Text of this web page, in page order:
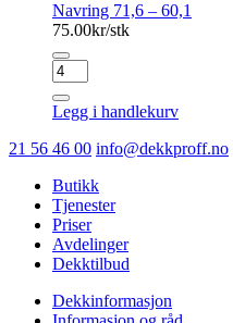
Navring 71,6 – 60,1
75.00kr/stk
Navring
71,6
-
60,1
antall
Legg i handlekurv
21 56 46 00 info@dekkproff.no
Butikk
Tjenester
Priser
Avdelinger
Dekktilbud
Dekkinformasjon